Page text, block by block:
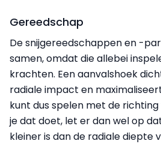
Gereedschap
De snijgereedschappen en -
samen, omdat die allebei
krachten. Een aanvalshoek
radiale impact en
kunt dus spelen met de
je dat doet, let er dan wel op
kleiner is dan de radiale diepte